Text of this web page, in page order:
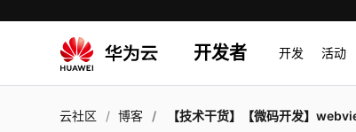
开发者 开发 活动
云社区 博客 【技术干货】【微码开发】webview进行302跳转时